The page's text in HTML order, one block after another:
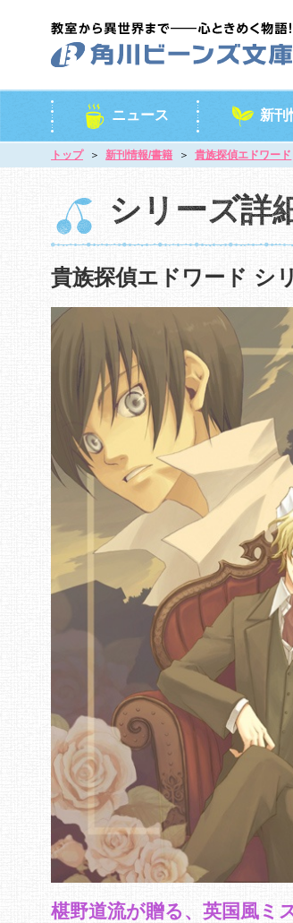
ニュース 新刊
トップ 新刊情報/書籍 貴族探偵エドワード
シリーズ詳
貴族探偵エドワード シ
椹野道流が贈る、英国風ミ